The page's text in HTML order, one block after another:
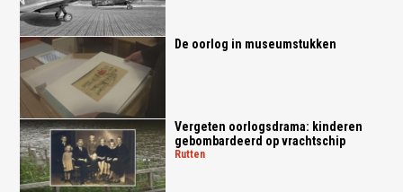
De oorlog in museumstukken
Vergeten oorlogsdrama: kinderen
gebombardeerd op vrachtschip
rutten